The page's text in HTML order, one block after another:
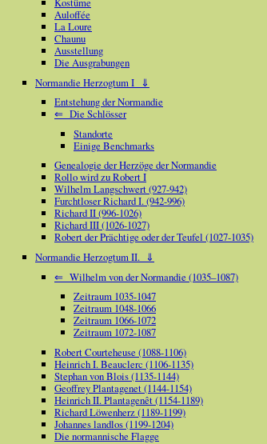
Auloffée
La Loure
Chaunu
Ausstellung
Die Ausgrabungen
Normandie Herzogtum I ⇓
Entstehung der Normandie
⇐ Die Schlösser
Standorte
Einige Benchmarks
Genealogie der Herzöge der Normandie
Rollo wird zu Robert I
Wilhelm Langschwert (927-942)
Furchtloser Richard I. (942-996)
Richard II (996-1026)
Richard III (1026-1027)
Robert der Prächtige oder der Teufel (1027-1035)
Normandie Herzogtum II. ⇓
⇐ Wilhelm von der Normandie (1035–1087)
Zeitraum 1035-1047
Zeitraum 1048-1066
Zeitraum 1066-1072
Zeitraum 1072-1087
Robert Courteheuse (1088-1106)
Heinrich I. Beauclerc (1106-1135)
Stephan von Blois (1135-1144)
Geoffrey Plantagenet (1144-1154)
Heinrich II. Plantagenêt (1154-1189)
Richard Löwenherz (1189-1199)
Johannes landlos (1199-1204)
Die normannische Flagge